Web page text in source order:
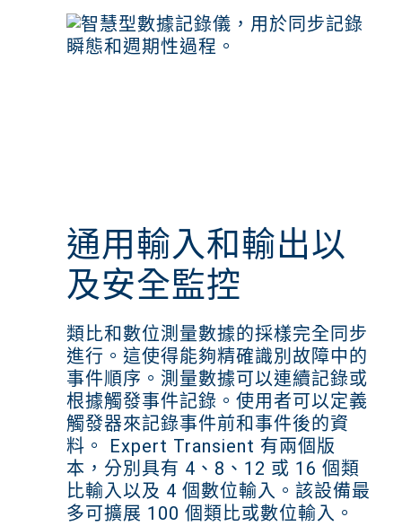
通用輸入和輸出以
及安全監控
類比和數位測量數據的採樣完全同步
進行。這使得能夠精確識別故障中的
事件順序。測量數據可以連續記錄或
根據觸發事件記錄。使用者可以定義
觸發器來記錄事件前和事件後的資
料。 Expert Transient 有兩個版
本，分別具有 4、8、12 或 16 個類
比輸入以及 4 個數位輸入。該設備最
多可擴展 100 個類比或數位輸入。